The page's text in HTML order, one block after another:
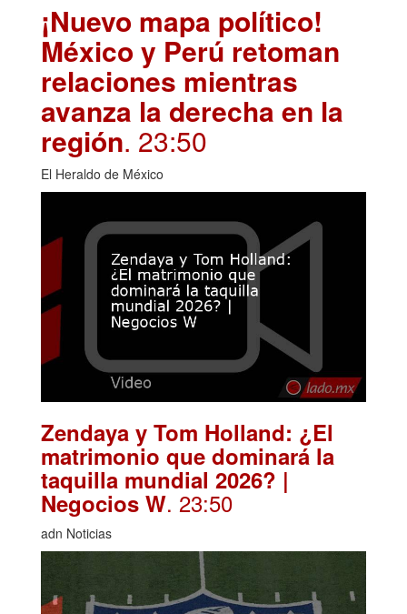
¡Nuevo mapa político!
México y Perú retoman
relaciones mientras
avanza la derecha en la
región. 23:50
El Heraldo de México
Zendaya y Tom Holland: ¿El
matrimonio que dominará la
taquilla mundial 2026? |
Negocios W. 23:50
adn Noticias